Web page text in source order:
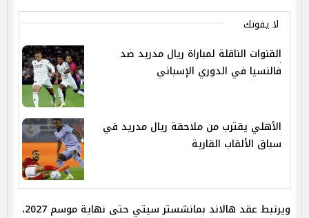
لا يفوتك
القنوات الناقلة لمباراة ريال مدريد ضد
فالنسيا في الدوري الإسباني
الأهلي يقترب من ملاحقة ريال مدريد في
سباق الألقاب القارية
ويرتبط عقد هالاند بمانشستر سيتي حتى نهاية موسم 2027،